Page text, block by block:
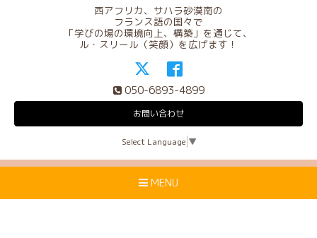
西アフリカ、サハラ砂漠南の
フランス語の国々で
「学びの場の環境向上、構築」を通じて、
ル・スリール（笑顔）を広げます！
050-6893-4899
お問い合わせ
Select Language ▼
MENU